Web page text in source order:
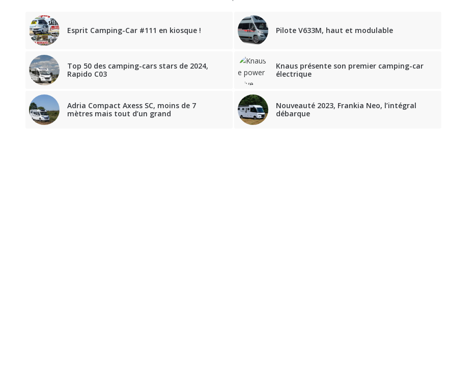
Esprit Camping-Car #111 en kiosque ! Pilote V633M, haut et modulable
Top 50 des camping-cars stars de 2024,
Rapido C03
Knaus présente son premier camping-car
électrique
Adria Compact Axess SC, moins de 7
mètres mais tout d’un grand
Nouveauté 2023, Frankia Neo, l’intégral
débarque